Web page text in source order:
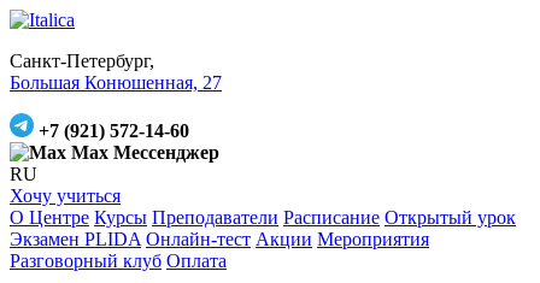
Санкт-Петербург,
Большая Конюшенная, 27
+7 (921) 572-14-60
Max Мессенджер
RU
Хочу учиться
О Центре Курсы Преподаватели Расписание Открытый урок
Экзамен PLIDA Онлайн-тест Акции Мероприятия
Разговорный клуб Оплата